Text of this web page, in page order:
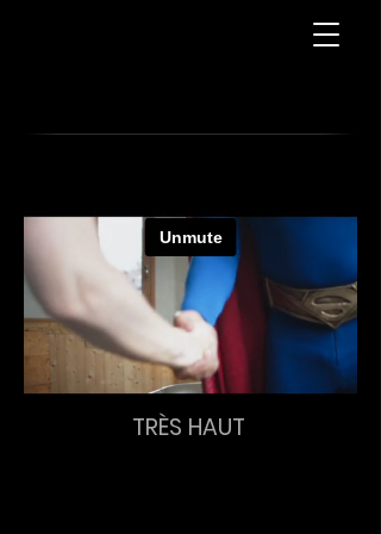
TRÈS HAUT